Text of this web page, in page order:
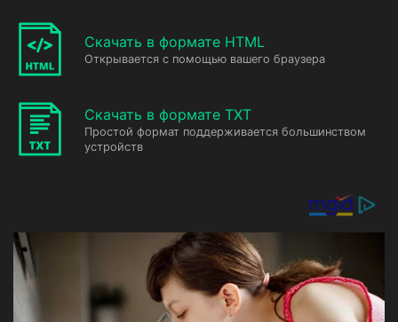
Скачать в формате HTML
Открывается с помощью вашего браузера
Скачать в формате TXT
Простой формат поддерживается большинством
устройств